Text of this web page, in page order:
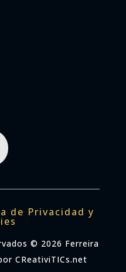
de Privacidad y
© 2026 Ferreira
CReativiTICs.net